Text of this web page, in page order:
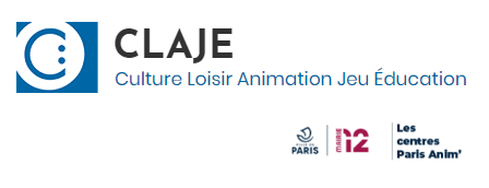
To
Content